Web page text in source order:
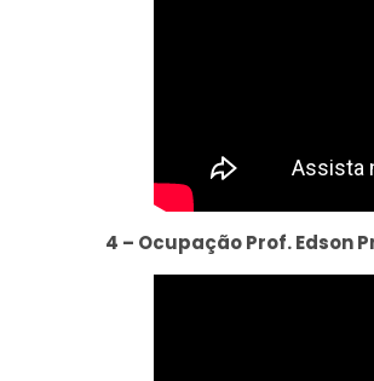
4 – Ocupação Prof. Edson